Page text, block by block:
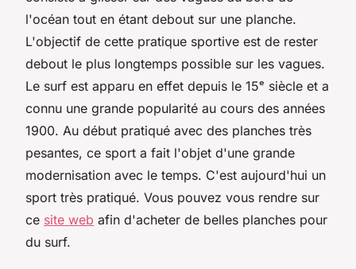
l'océan tout en étant debout sur une planche.
L'objectif de cette pratique sportive est de rester
debout le plus longtemps possible sur les vagues.
Le surf est apparu en effet depuis le 15ᵉ siècle et a
connu une grande popularité au cours des années
1900. Au début pratiqué avec des planches très
pesantes, ce sport a fait l'objet d'une grande
modernisation avec le temps. C'est aujourd'hui un
sport très pratiqué. Vous pouvez vous rendre sur
ce site web afin d'acheter de belles planches pour
du surf.